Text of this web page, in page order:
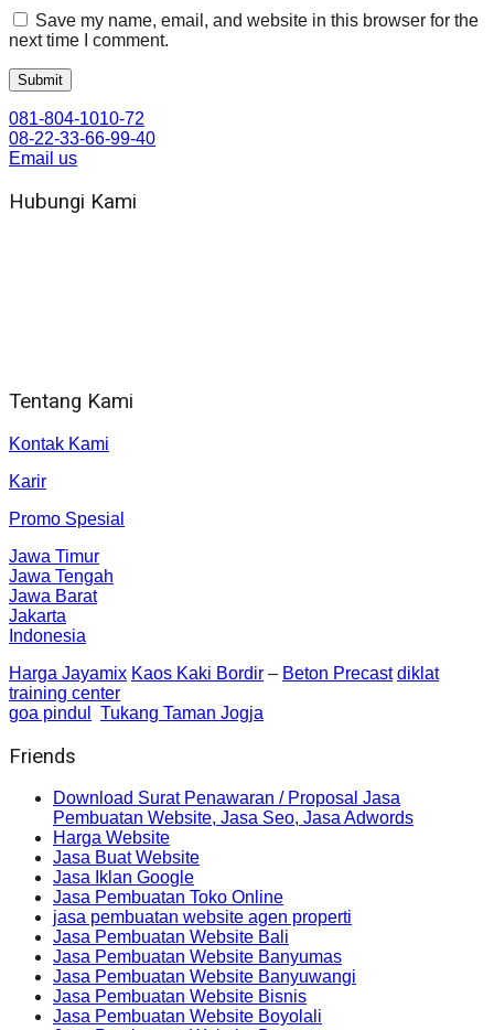
Save my name, email, and website in this browser for the
next time I comment.
081-804-1010-72
08-22-33-66-99-40
Email us
Hubungi Kami
Tentang Kami
Kontak Kami
Karir
Promo Spesial
Jawa Timur
Jawa Tengah
Jawa Barat
Jakarta
Indonesia
Harga Jayamix Kaos Kaki Bordir – Beton Precast diklat
training center
goa pindul
Tukang Taman Jogja
Friends
Download Surat Penawaran / Proposal Jasa
Pembuatan Website, Jasa Seo, Jasa Adwords
Harga Website
Jasa Buat Website
Jasa Iklan Google
Jasa Pembuatan Toko Online
jasa pembuatan website agen properti
Jasa Pembuatan Website Bali
Jasa Pembuatan Website Banyumas
Jasa Pembuatan Website Banyuwangi
Jasa Pembuatan Website Bisnis
Jasa Pembuatan Website Boyolali